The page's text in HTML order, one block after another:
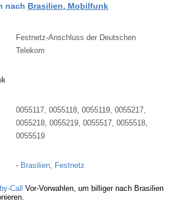
nach Brasilien, Mobilfunk
Festnetz-Anschluss der Deutschen
Telekom
0055117, 0055118, 0055119, 0055217,
0055218, 0055219, 0055517, 0055518,
0055519
- Brasilien, Festnetz
Call Vor-Vorwahlen, um billiger nach Brasilien